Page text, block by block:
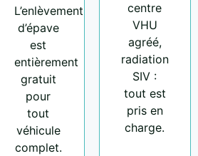
L’enlèvement
d’épave
est
entièrement
gratuit
pour
tout
véhicule
complet.
centre
VHU
agréé,
radiation
SIV :
tout est
pris en
charge.